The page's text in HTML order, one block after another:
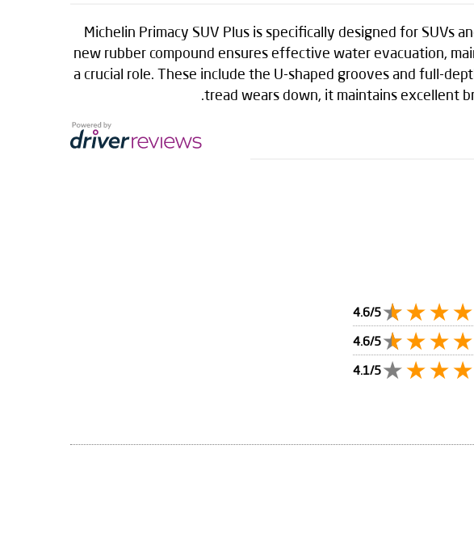
Michelin Primacy SUV Plus is specifically designed for SUVs
new rubber compound ensures effective water evacuation,
a crucial role. These include the U-shaped grooves and full-
tread wears down, it maintains excellent
4.6/5
4.6/5
4.1/5